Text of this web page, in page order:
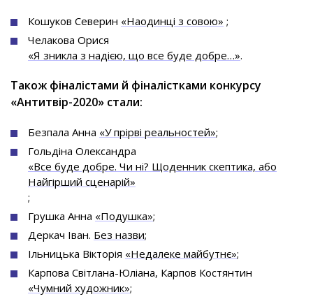
Кошуков Северин «Наодинці з совою» ;
Челакова Орися
«Я зникла з надією, що все буде добре…».
Також фіналістами й фіналістками конкурсу
«Антитвір-2020» стали:
Безпала Анна «У прірві реальностей»;
Гольдіна Олександра
«Все буде добре. Чи ні? Щоденник скептика, або
Найгірший сценарій»
;
Грушка Анна «Подушка»;
Деркач Іван. Без назви;
Ільницька Вікторія «Недалеке майбутнє»;
Карпова Світлана-Юліана, Карпов Костянтин
«Чумний художник»;